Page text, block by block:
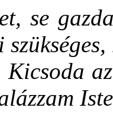
se